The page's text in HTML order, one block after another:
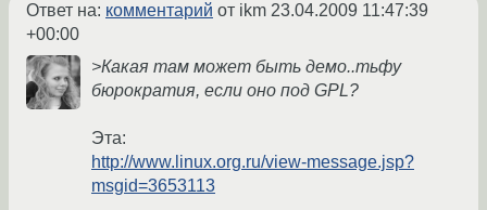
Ответ на: комментарий от ikm 23.04.2009 11:47:39
+00:00
>Какая там может быть демо..тьфу
бюрократия, если оно под GPL?
Эта:
http://www.linux.org.ru/view-message.jsp?
msgid=3653113